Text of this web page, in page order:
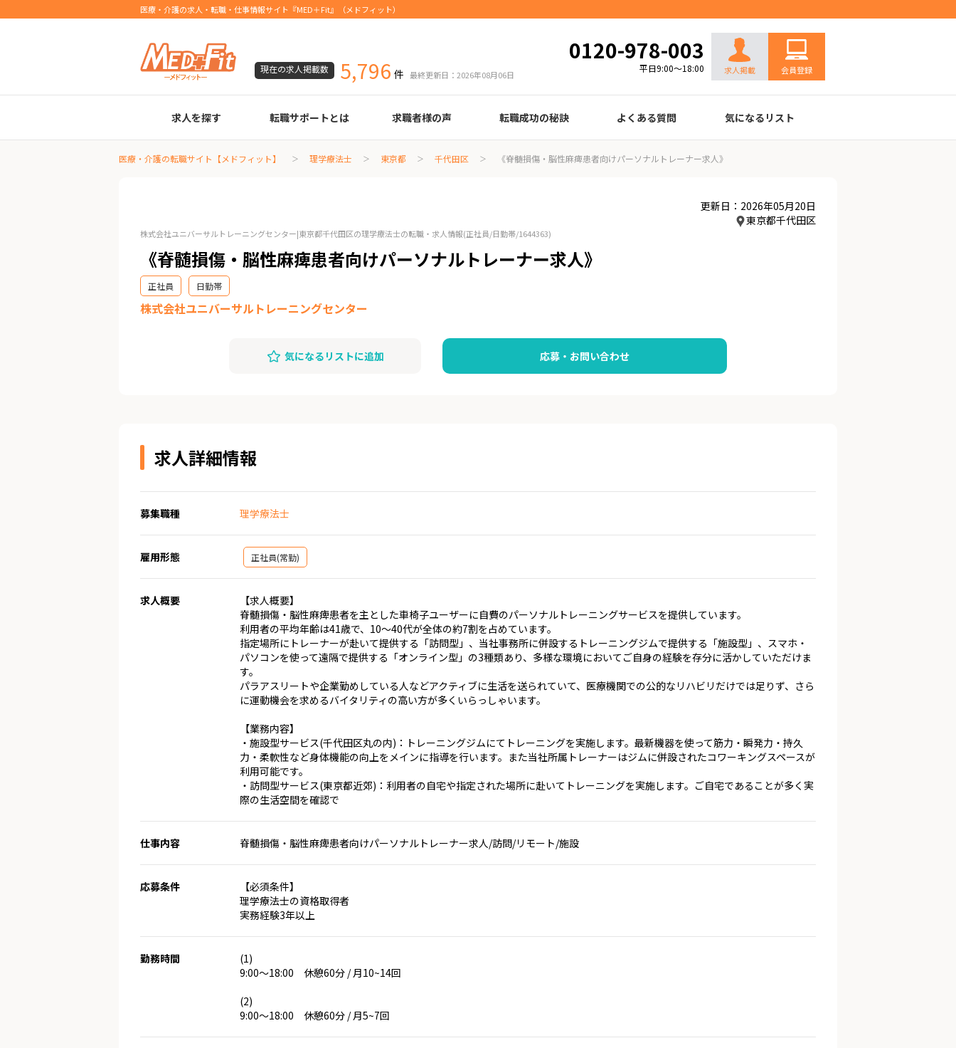
医療・介護の求人・転職・仕事情報サイト『MED＋Fit』（メドフィット）
現在の求人掲載数 5,796 件 最終更新日：2026年08月06日
0120-978-003
平日9:00～18:00 求人掲載 会員登録
求人を探す
臨床検査技師
診療放射線技師
臨床工学技士
医療事務
調剤薬局事務
理学療法士
作業療法士
言語聴覚士
機能訓練指導員
視能訓練士
看護師
薬剤師
転職サポートとは 求職者様の声
臨床検査技師
診療放射線技師
臨床工学技士
医療事務
調剤薬局事務
理学療法士
作業療法士
言語聴覚士
機能訓練指導員
視能訓練士
看護師
薬剤師
転職成功の秘訣
履歴書の書き方
職務経歴書の書き方
面接の心得
面接のコツ
転職の際に知っておきたいこと
年齢早見表
給与
よくある質問 気になるリスト
医療・介護の転職サイト【メドフィット】 理学療法士 東京都 千代田区 《脊髄損傷・脳性麻痺患者向けパーソナルトレーナー求人》
更新日：2026年05月20日
東京都千代田区
株式会社ユニバーサルトレーニングセンター|東京都千代田区の理学療法士の転職・求人情報(正社員/日勤帯/1644363)
《脊髄損傷・脳性麻痺患者向けパーソナルトレーナー求人》
正社員 日勤帯
株式会社ユニバーサルトレーニングセンター
気になるリストに追加 応募・お問い合わせ
求人詳細情報
募集職種 理学療法士
雇用形態 正社員(常勤)
求人概要
【求人概要】
脊髄損傷・脳性麻痺患者を主とした車椅子ユーザーに自費のパーソナルトレーニングサービスを提供しています。
利用者の平均年齢は41歳で、10～40代が全体の約7割を占めています。
指定場所にトレーナーが赴いて提供する「訪問型」、当社事務所に併設するトレーニングジムで提供する「施設型」、スマホ・
パソコンを使って遠隔で提供する「オンライン型」の3種類あり、多様な環境においてご自身の経験を存分に活かしていただけま
す。
パラアスリートや企業勤めしている人などアクティブに生活を送られていて、医療機関での公的なリハビリだけでは足りず、さら
に運動機会を求めるバイタリティの高い方が多くいらっしゃいます。
【業務内容】
・施設型サービス(千代田区丸の内)：トレーニングジムにてトレーニングを実施します。最新機器を使って筋力・瞬発力・持久
力・柔軟性など身体機能の向上をメインに指導を行います。また当社所属トレーナーはジムに併設されたコワーキングスペースが
利用可能です。
・訪問型サービス(東京都近郊)：利用者の自宅や指定された場所に赴いてトレーニングを実施します。ご自宅であることが多く実
際の生活空間を確認で
仕事内容 脊髄損傷・脳性麻痺患者向けパーソナルトレーナー求人/訪問/リモート/施設
応募条件
【必須条件】
理学療法士の資格取得者
実務経験3年以上
勤務時間
(1)
9:00～18:00 休憩60分 / 月10~14回
(2)
9:00～18:00 休憩60分 / 月5~7回